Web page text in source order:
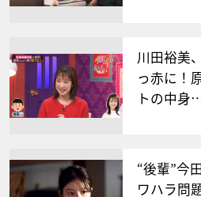
川田裕美
っ赤に！
トの中身
“後輩”今
ワハラ問